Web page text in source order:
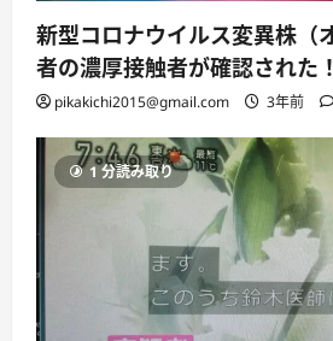
新型コロナウイルス変異株（
者の濃厚接触者が確認された！
pikakichi2015@gmail.com 3年前
1 分読み取り